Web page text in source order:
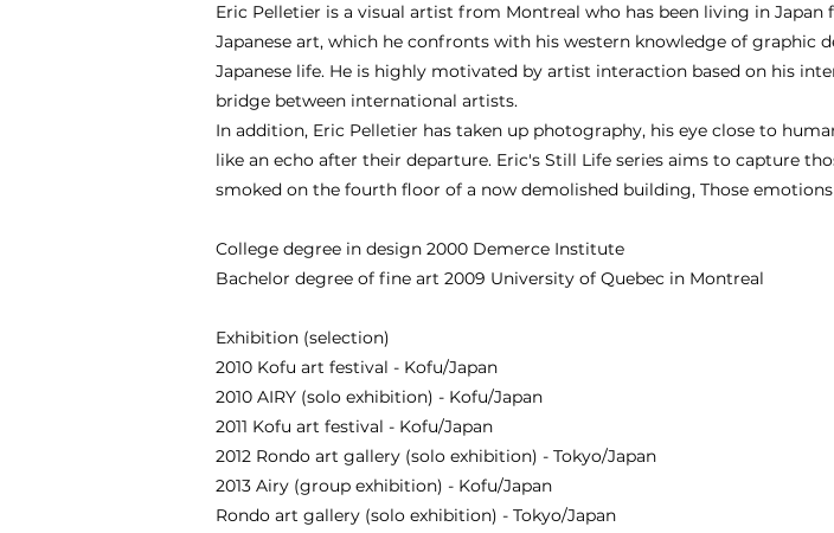
Eric Pelletier is a visual artist from Montreal who has been living in
Japanese art, which he confronts with his western knowledge of graphic
Japanese life. He is highly motivated by artist interaction based on his
bridge between international artists.
In addition, Eric Pelletier has taken up photography, his eye close to
like an echo after their departure. Eric's Still Life series aims to capture
smoked on the fourth floor of a now demolished building, Those
College degree in design 2000 Demerce Institute
Bachelor degree of fine art 2009 University of Quebec in Montreal
Exhibition (selection)
2010 Kofu art festival - Kofu/Japan
2010 AIRY (solo exhibition) - Kofu/Japan
2011 Kofu art festival - Kofu/Japan
2012 Rondo art gallery (solo exhibition) - Tokyo/Japan
2013 Airy (group exhibition) - Kofu/Japan
Rondo art gallery (solo exhibition) - Tokyo/Japan